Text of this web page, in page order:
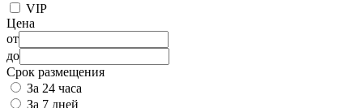
VIP
Цена
от
до
Срок размещения
За 24 часа
За 7 дней